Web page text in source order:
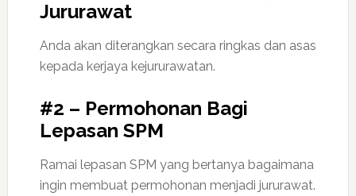
Jururawat
Anda akan diterangkan secara ringkas dan asas
kepada kerjaya kejururawatan.
#2 – Permohonan Bagi
Lepasan SPM
Ramai lepasan SPM yang bertanya bagaimana
ingin membuat permohonan menjadi jururawat.